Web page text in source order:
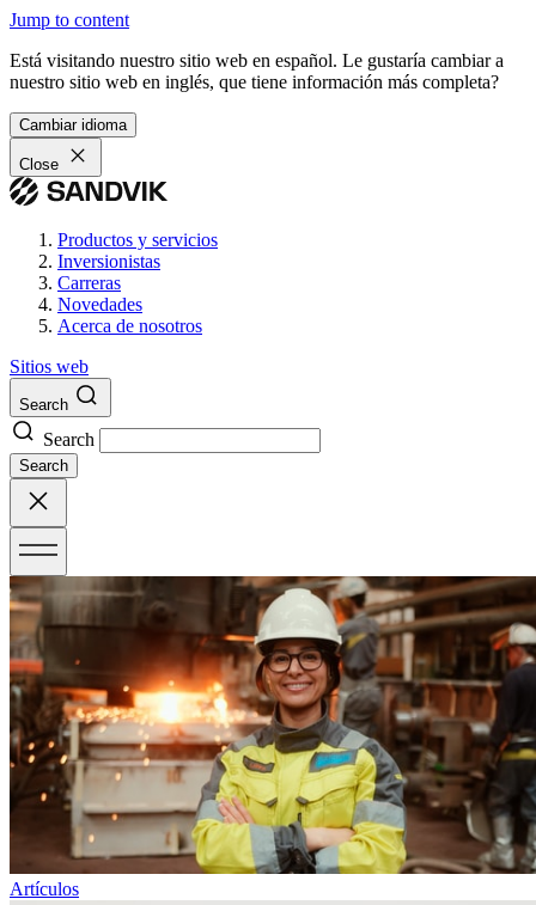
Jump to content
Está visitando nuestro sitio web en español. Le gustaría cambiar a
nuestro sitio web en inglés, que tiene información más completa?
Cambiar idioma
Close
Productos y servicios
Inversionistas
Carreras
Novedades
Acerca de nosotros
Sitios web
Search
Search
Search
Artículos